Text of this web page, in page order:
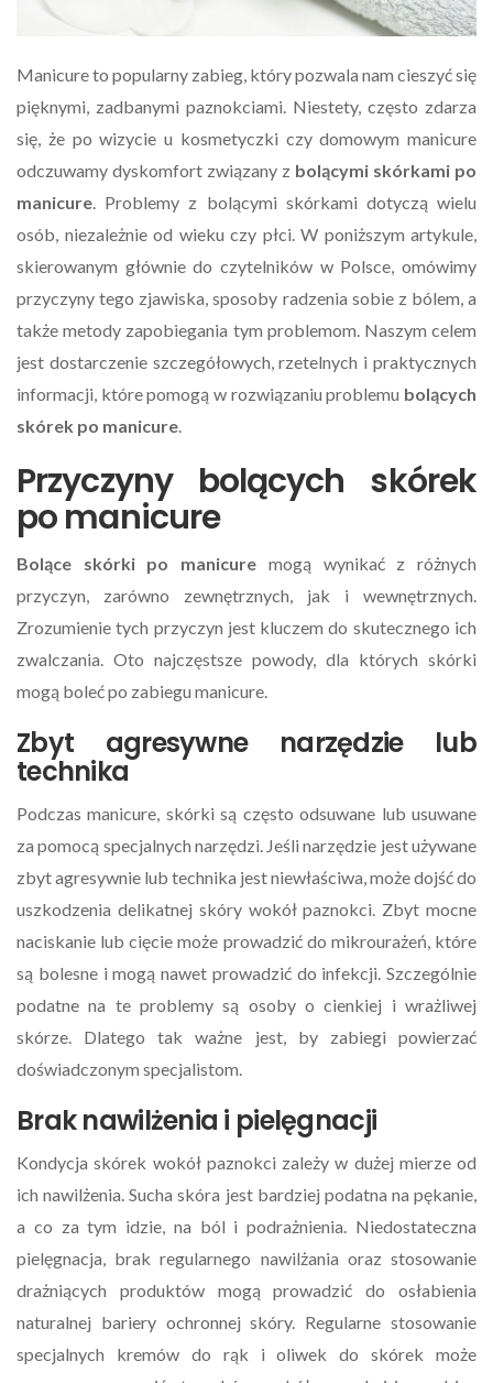
Manicure to popularny zabieg, który pozwala nam cieszyć się
pięknymi, zadbanymi paznokciami. Niestety, często zdarza
się, że po wizycie u kosmetyczki czy domowym manicure
odczuwamy dyskomfort związany z bolącymi skórkami po
manicure. Problemy z bolącymi skórkami dotyczą wielu
osób, niezależnie od wieku czy płci. W poniższym artykule,
skierowanym głównie do czytelników w Polsce, omówimy
przyczyny tego zjawiska, sposoby radzenia sobie z bólem, a
także metody zapobiegania tym problemom. Naszym celem
jest dostarczenie szczegółowych, rzetelnych i praktycznych
informacji, które pomogą w rozwiązaniu problemu bolących
skórek po manicure.
Przyczyny bolących skórek
po manicure
Bolące skórki po manicure mogą wynikać z różnych
przyczyn, zarówno zewnętrznych, jak i wewnętrznych.
Zrozumienie tych przyczyn jest kluczem do skutecznego ich
zwalczania. Oto najczęstsze powody, dla których skórki
mogą boleć po zabiegu manicure.
Zbyt agresywne narzędzie lub
technika
Podczas manicure, skórki są często odsuwane lub usuwane
za pomocą specjalnych narzędzi. Jeśli narzędzie jest używane
zbyt agresywnie lub technika jest niewłaściwa, może dojść do
uszkodzenia delikatnej skóry wokół paznokci. Zbyt mocne
naciskanie lub cięcie może prowadzić do mikrourażeń, które
są bolesne i mogą nawet prowadzić do infekcji. Szczególnie
podatne na te problemy są osoby o cienkiej i wrażliwej
skórze. Dlatego tak ważne jest, by zabiegi powierzać
doświadczonym specjalistom.
Brak nawilżenia i pielęgnacji
Kondycja skórek wokół paznokci zależy w dużej mierze od
ich nawilżenia. Sucha skóra jest bardziej podatna na pękanie,
a co za tym idzie, na ból i podrażnienia. Niedostateczna
pielęgnacja, brak regularnego nawilżania oraz stosowanie
drażniących produktów mogą prowadzić do osłabienia
naturalnej bariery ochronnej skóry. Regularne stosowanie
specjalnych kremów do rąk i oliwek do skórek może